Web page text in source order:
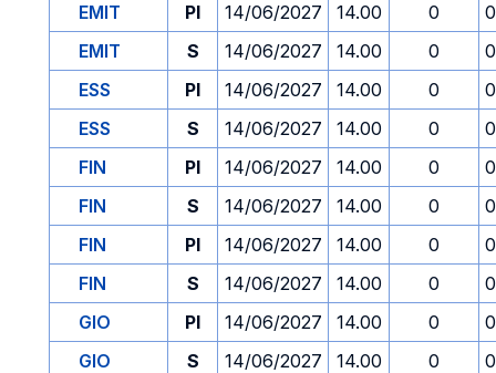
EMIT
PI 14/06/2027 14.00 0
EMIT
S 14/06/2027 14.00 0
ESS
PI 14/06/2027 14.00 0
ESS
S 14/06/2027 14.00 0
FIN
PI 14/06/2027 14.00 0
FIN
S 14/06/2027 14.00 0
FIN
PI 14/06/2027 14.00 0
FIN
S 14/06/2027 14.00 0
GIO
PI 14/06/2027 14.00 0
GIO
S 14/06/2027 14.00 0